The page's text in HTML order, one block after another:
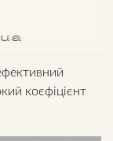
коєфіцієнт